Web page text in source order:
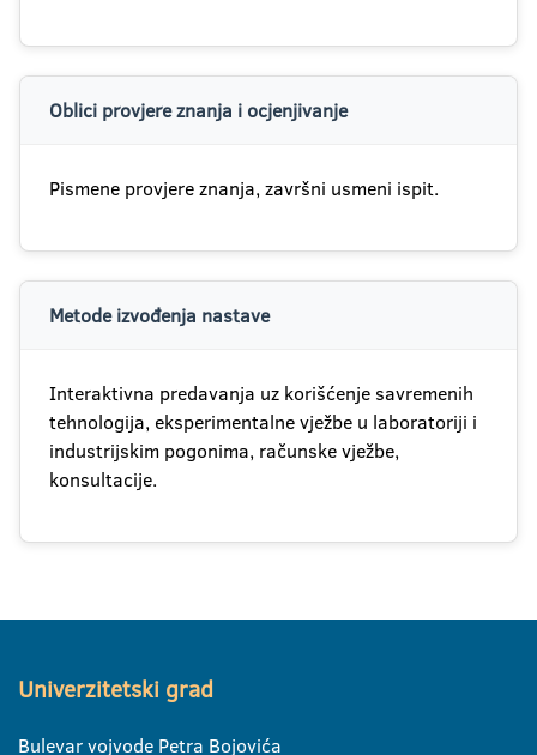
Oblici provjere znanja i ocjenjivanje
Pismene provjere znanja, završni usmeni ispit.
Metode izvođenja nastave
Interaktivna predavanja uz korišćenje savremenih
tehnologija, eksperimentalne vježbe u laboratoriji i
industrijskim pogonima, računske vježbe,
konsultacije.
Univerzitetski grad
Bulevar vojvode Petra Bojovića